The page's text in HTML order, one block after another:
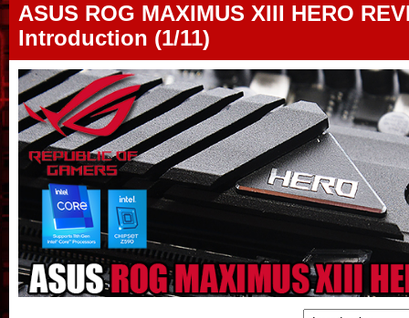
ASUS ROG MAXIMUS XIII HERO
Introduction (1/11)